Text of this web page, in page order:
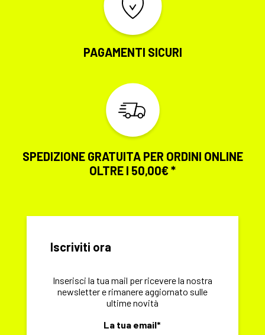
PAGAMENTI SICURI
SPEDIZIONE GRATUITA PER ORDINI ONLINE
OLTRE I 50,00€ *
Iscriviti ora
Inserisci la tua mail per ricevere la nostra
newsletter e rimanere aggiornato sulle
ultime novità
La tua email*